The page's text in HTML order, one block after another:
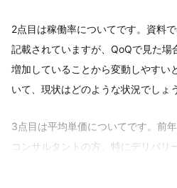
2点目は稼働率についてです。資料
記載されていますが、QoQで見た場
増加していることから変動しやすい
いて、現状はどのような状況でしょ
3点目は平均単価についてです。前
コンサルタントの方、特にデリバリ